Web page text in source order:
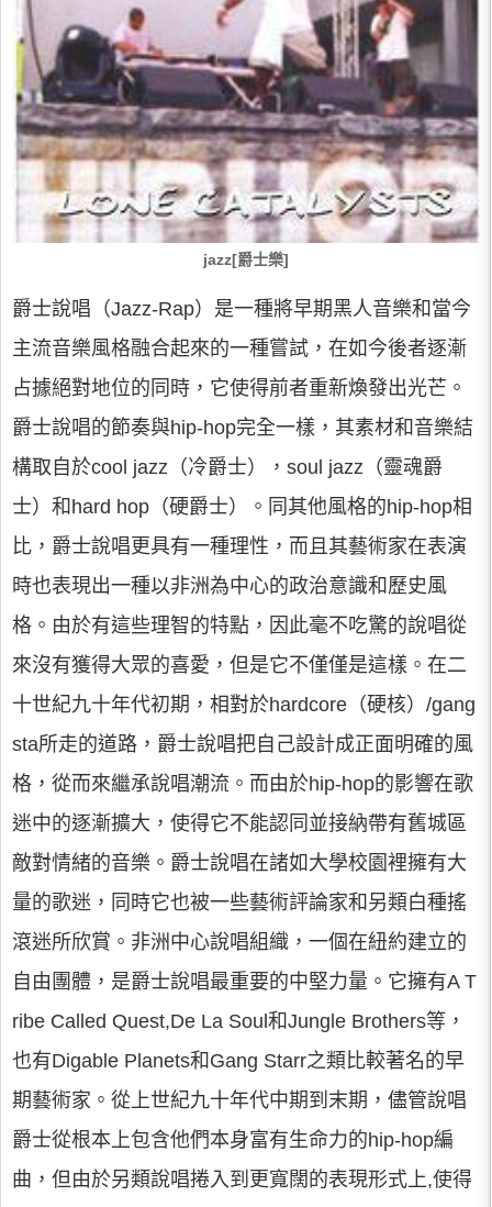
jazz[爵士樂]
爵士說唱（Jazz-Rap）是一種將早期黑人音樂和當今
主流音樂風格融合起來的一種嘗試，在如今後者逐漸
占據絕對地位的同時，它使得前者重新煥發出光芒。
爵士說唱的節奏與hip-hop完全一樣，其素材和音樂結
構取自於cool jazz（冷爵士），soul jazz（靈魂爵
士）和hard hop（硬爵士）。同其他風格的hip-hop相
比，爵士說唱更具有一種理性，而且其藝術家在表演
時也表現出一種以非洲為中心的政治意識和歷史風
格。由於有這些理智的特點，因此毫不吃驚的說唱從
來沒有獲得大眾的喜愛，但是它不僅僅是這樣。在二
十世紀九十年代初期，相對於hardcore（硬核）/gang
sta所走的道路，爵士說唱把自己設計成正面明確的風
格，從而來繼承說唱潮流。而由於hip-hop的影響在歌
迷中的逐漸擴大，使得它不能認同並接納帶有舊城區
敵對情緒的音樂。爵士說唱在諸如大學校園裡擁有大
量的歌迷，同時它也被一些藝術評論家和另類白種搖
滾迷所欣賞。非洲中心說唱組織，一個在紐約建立的
自由團體，是爵士說唱最重要的中堅力量。它擁有A T
ribe Called Quest,De La Soul和Jungle Brothers等，
也有Digable Planets和Gang Starr之類比較著名的早
期藝術家。從上世紀九十年代中期到末期，儘管說唱
爵士從根本上包含他們本身富有生命力的hip-hop編
曲，但由於另類說唱捲入到更寬闊的表現形式上,使得